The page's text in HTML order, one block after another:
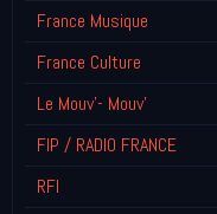
France Musique
France Culture
Le Mouv'- Mouv'
FIP / RADIO FRANCE
RFI